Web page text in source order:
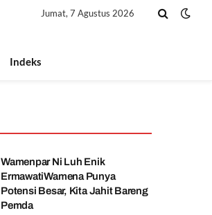
Jumat, 7 Agustus 2026
Indeks
Wamenpar Ni Luh Enik
ErmawatiWamena Punya
Potensi Besar, Kita Jahit Bareng
Pemda